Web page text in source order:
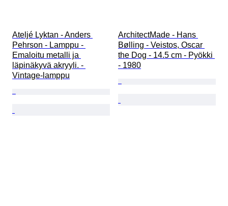
Ateljé Lyktan - Anders
Pehrson - Lamppu -
Emaloitu metalli ja
läpinäkyvä akryyli. -
Vintage-lamppu
ArchitectMade - Hans
Bølling - Veistos, Oscar
the Dog - 14.5 cm - Pyökki
- 1980